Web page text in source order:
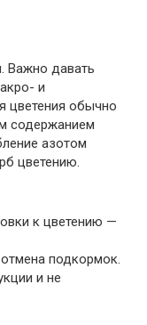
Важно давать
и
цветения обычно
содержанием
азотом
цветению.
к цветению —
подкормок.
и не